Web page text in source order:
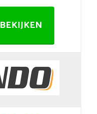
BEKIJKEN